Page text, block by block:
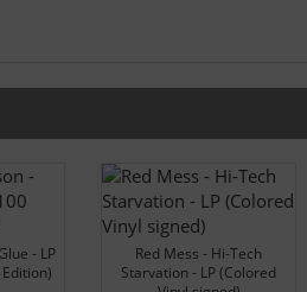
- LP
Red Mess - Hi-Tech
Starvation - LP (Colored